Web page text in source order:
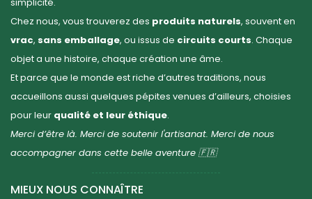
Chez nous, vous trouverez des produits naturels, souvent en
vrac, sans emballage, ou issus de circuits courts. Chaque
objet a une histoire, chaque création une âme.
Et parce que le monde est riche d’autres traditions, nous
accueillons aussi quelques pépites venues d’ailleurs, choisies
pour leur qualité et leur éthique.
Merci d’être là. Merci de soutenir l'artisanat. Merci de nous
accompagner dans cette belle aventure 🇫🇷
MIEUX NOUS CONNAÎTRE